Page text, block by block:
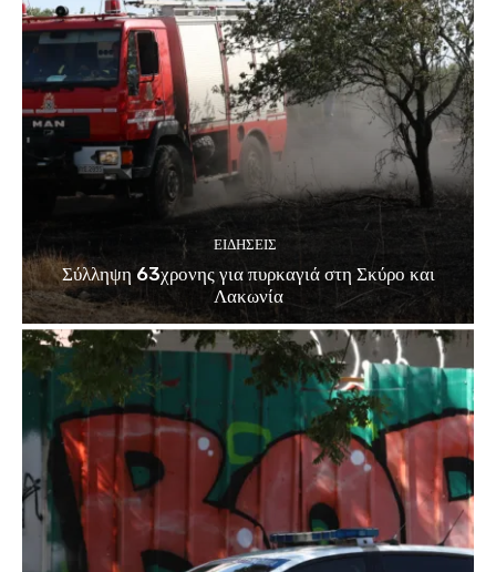
ΕΙΔΗΣΕΙΣ
Σύλληψη 63χρονης για πυρκαγιά στη Σκύρο και
Λακωνία